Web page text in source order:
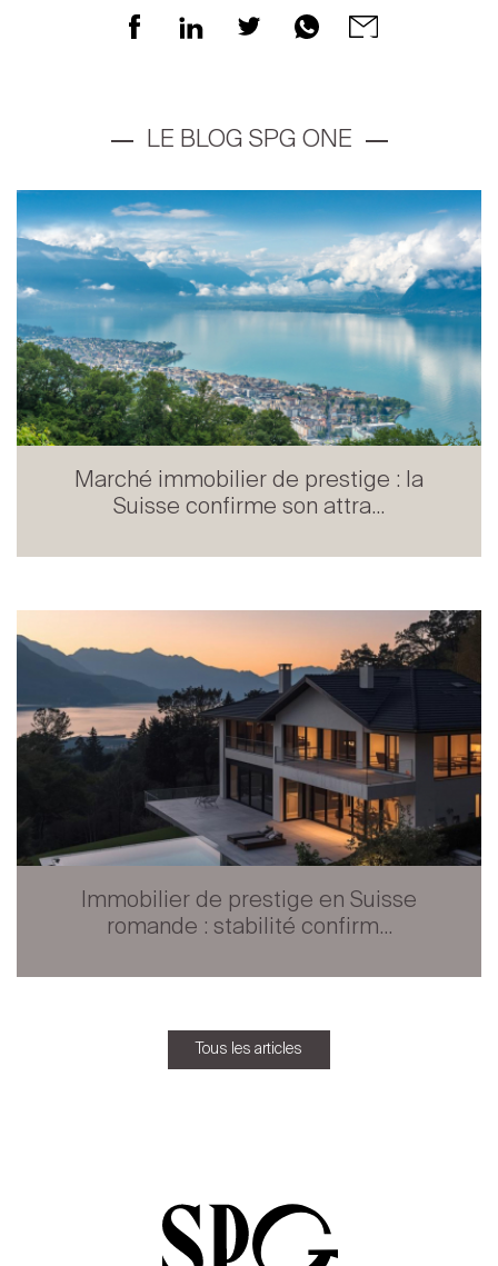
LE BLOG SPG ONE
Marché immobilier de prestige : la
Suisse confirme son attra...
Immobilier de prestige en Suisse
romande : stabilité confirm...
Tous les articles